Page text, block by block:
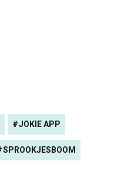
JOKIE APP
SPROOKJESBOOM